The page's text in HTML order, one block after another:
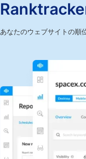
あなたのウェブサイトの順